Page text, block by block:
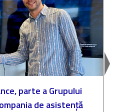
parte a Grupului
de asistență